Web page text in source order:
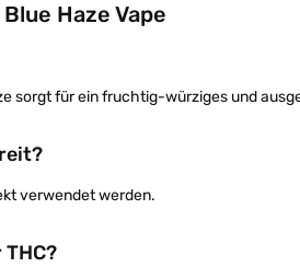
Haze Vape
sorgt für ein fruchtig-würziges und
verwendet werden.